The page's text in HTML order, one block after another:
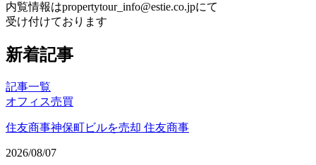
内覧情報はpropertytour_info@estie.co.jpにて
受け付けております
新着記事
記事一覧
オフィス売買
住友商事神保町ビルを売却 住友商事
2026/08/07